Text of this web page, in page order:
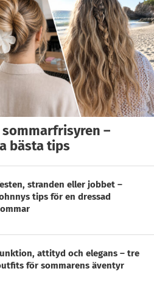
sommarfrisyren –
bästa tips
stranden eller jobbet –
tips för en dressad
attityd och elegans – tre
för sommarens äventyr